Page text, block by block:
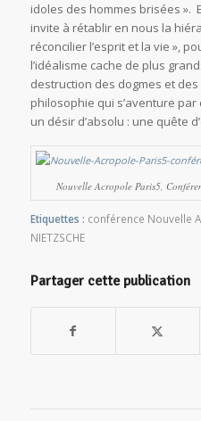
idoles des hommes brisées ».
invite à rétablir en nous la
réconcilier l’esprit et la vie »,
l’idéalisme cache de plus
destruction des dogmes et
philosophie qui s’aventure
un désir d’absolu : une quête
Nouvelle Acropole Paris5,
Etiquettes : conférence Nouvelle
NIETZSCHE
Partager cette publication